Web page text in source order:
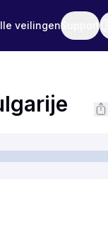
veilingenSupport